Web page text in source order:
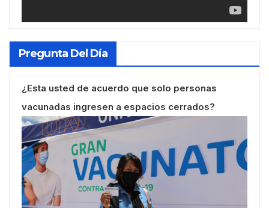
Pregunta Del Día
¿Esta usted de acuerdo que solo personas
vacunadas ingresen a espacios cerrados?